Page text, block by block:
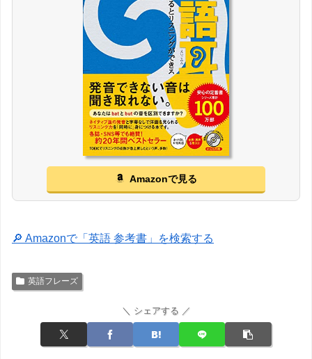
Amazonで見る
🔎 Amazonで「英語 参考書」を検索する
英語フレーズ
＼ シェアする ／